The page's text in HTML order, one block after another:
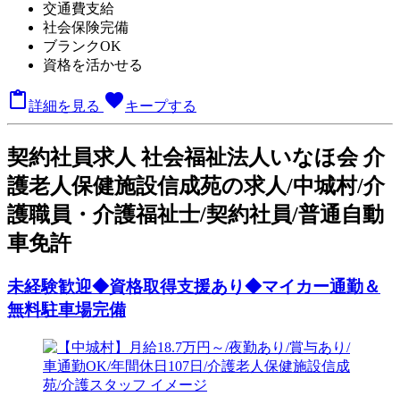
交通費支給
社会保険完備
ブランクOK
資格を活かせる
詳細を見る favoriteキープする
契約社員求人 社会福祉法人いなほ会 介
護老人保健施設信成苑の求人/中城村/介
護職員・介護福祉士/契約社員/普通自動
車免許
未経験歓迎◆資格取得支援あり◆マイカー通勤＆
無料駐車場完備